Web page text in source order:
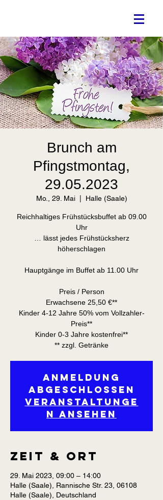
Brunch am
Pfingstmontag,
29.05.2023
Mo., 29. Mai
  |
Halle (Saale)
Reichhaltiges Frühstücksbuffet ab 09.00
Uhr
… lässt jedes Frühstücksherz
höherschlagen
Hauptgänge im Buffet ab 11.00 Uhr
Preis / Person
Erwachsene 25,50 €**
Kinder 4-12 Jahre 50% vom Vollzahler-
Preis**
Kinder 0-3 Jahre kostenfrei**
** zzgl. Getränke
Anmeldung
abgeschlossen
Veranstaltunge
n ansehen
Zeit & Ort
29. Mai 2023, 09:00 – 14:00
Halle (Saale), Rannische Str. 23, 06108
Halle (Saale), Deutschland